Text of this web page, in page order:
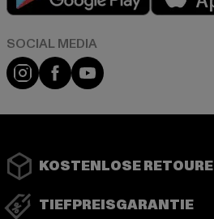
Instagram
FacebookYouTube
KOSTENLOSE RETOURE
TIEFPREISGARANTIE